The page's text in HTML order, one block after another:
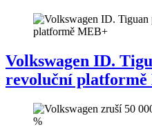
Volkswagen ID.
revoluční platformě